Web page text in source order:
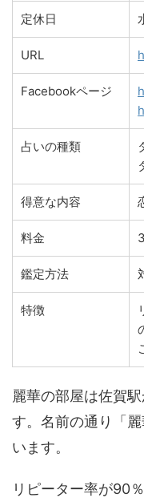
定休日
URL
Facebookページ
占いの種類
得意な内容
料金
鑑定方法
特徴
麗華の部屋は佐賀
す。名前の通り「
います。
リピーター率が90